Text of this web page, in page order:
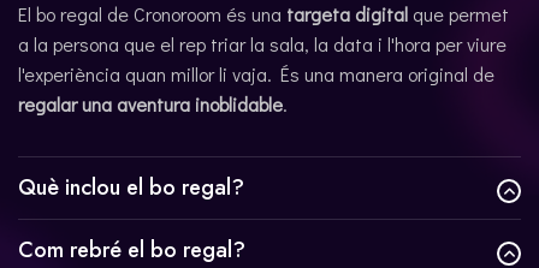
El bo regal de Cronoroom és una targeta digital que permet
a la persona que el rep triar la sala, la data i l'hora per viure
l'experiència quan millor li vaja. És una manera original de
regalar una aventura inoblidable.
Què inclou el bo regal?
Com rebré el bo regal?